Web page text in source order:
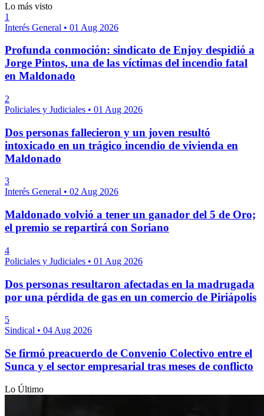
Lo más visto
1
Interés General • 01 Aug 2026
Profunda conmoción: sindicato de Enjoy despidió a
Jorge Pintos, una de las víctimas del incendio fatal
en Maldonado
2
Policiales y Judiciales • 01 Aug 2026
Dos personas fallecieron y un joven resultó
intoxicado en un trágico incendio de vivienda en
Maldonado
3
Interés General • 02 Aug 2026
Maldonado volvió a tener un ganador del 5 de Oro;
el premio se repartirá con Soriano
4
Policiales y Judiciales • 01 Aug 2026
Dos personas resultaron afectadas en la madrugada
por una pérdida de gas en un comercio de Piriápolis
5
Sindical • 04 Aug 2026
Se firmó preacuerdo de Convenio Colectivo entre el
Sunca y el sector empresarial tras meses de conflicto
Lo Último